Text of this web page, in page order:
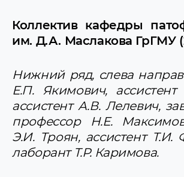
Коллектив кафедры
им. Д.А. Маслакова ГрГМУ
Нижний ряд, слева
Е.П. Якимович,
ассистент А.В. Лелевич,
профессор Н.Е.
Э.И. Троян, ассистент Т.И.
лаборант Т.Р. Каримова.